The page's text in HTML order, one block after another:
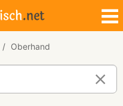
Oberhand